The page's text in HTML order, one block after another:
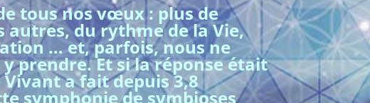
tous nos vœux : plus de
autres, du rythme de la Vie,
… et, parfois, nous ne
prendre. Et si la réponse était
a fait depuis 3,8
symphonie de symbioses